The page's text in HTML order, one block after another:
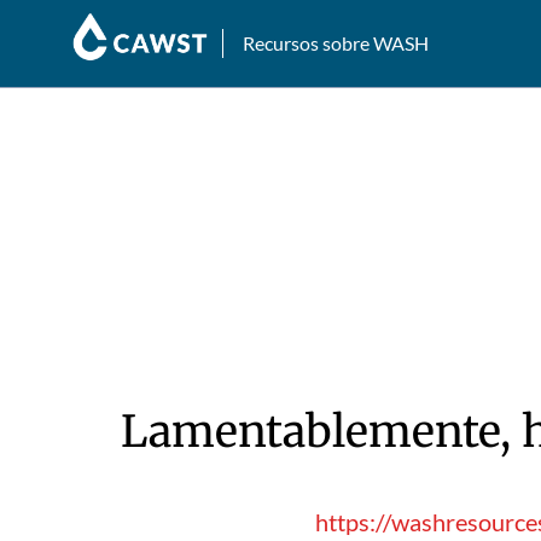
Recursos sobre WASH
Lamentablemente,
https://